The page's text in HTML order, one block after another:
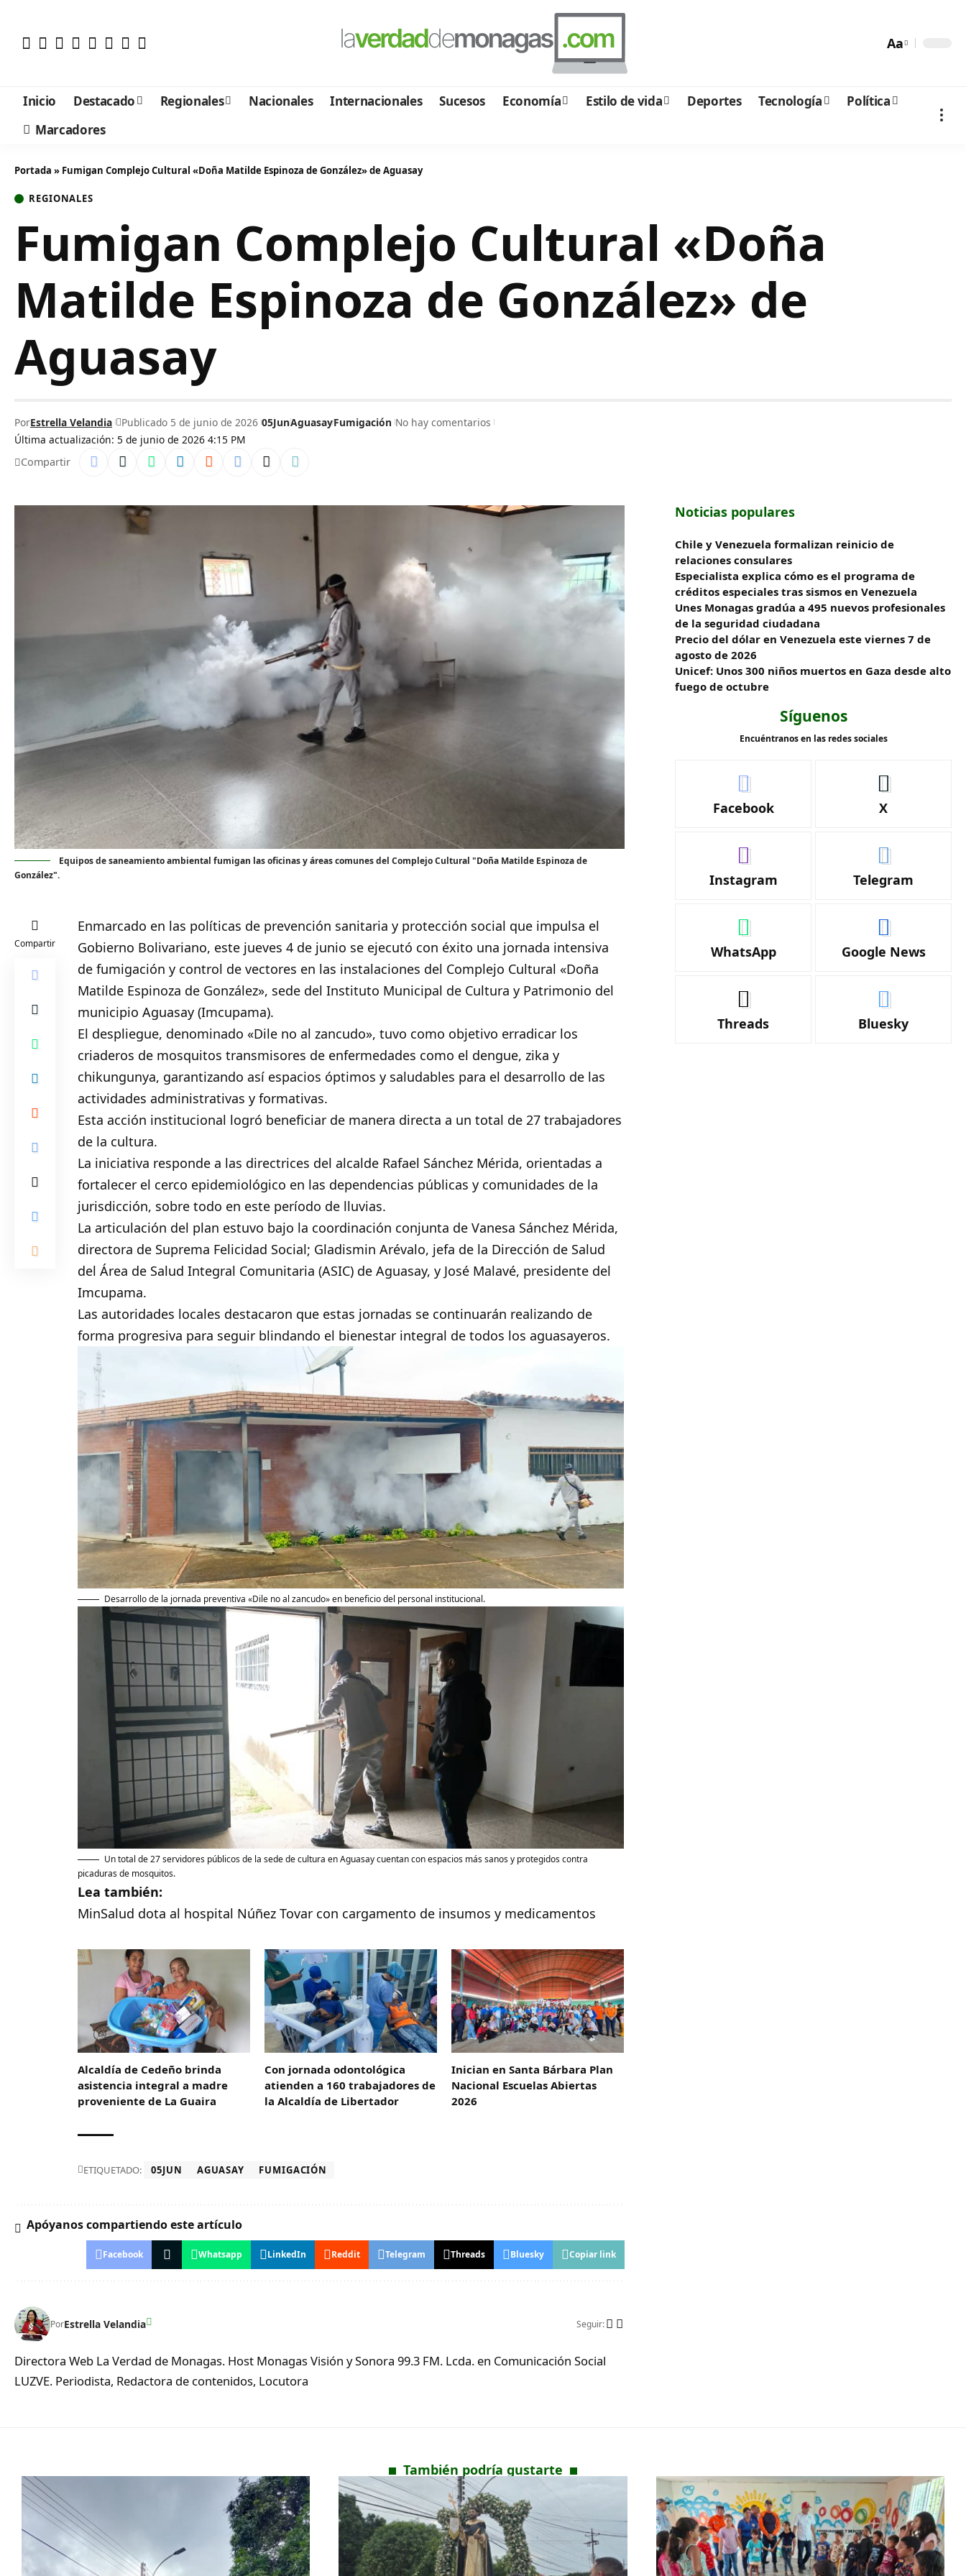
Aa
Inicio Destacado Regionales Nacionales Internacionales Sucesos Economía Estilo de vida Deportes Tecnología
Política
Marcadores
Portada » Fumigan Complejo Cultural «Doña Matilde Espinoza de González» de Aguasay
REGIONALES
Fumigan Complejo Cultural «Doña
Matilde Espinoza de González» de
Aguasay
Última actualización: 5 de junio de 2026 4:15 PM
PorEstrella Velandia Publicado 5 de junio de 2026 05JunAguasayFumigación No hay comentarios
Compartir
Equipos de saneamiento ambiental fumigan las oficinas y áreas comunes del Complejo Cultural "Doña Matilde Espinoza de
González".
Compartir
Enmarcado en las políticas de prevención sanitaria y protección social que impulsa el
Gobierno Bolivariano, este jueves 4 de junio se ejecutó con éxito una jornada intensiva
de fumigación y control de vectores en las instalaciones del Complejo Cultural «Doña
Matilde Espinoza de González», sede del Instituto Municipal de Cultura y Patrimonio del
municipioAguasay (Imcupama).
El despliegue, denominado «Dile no al zancudo», tuvo como objetivo erradicar los
criaderos de mosquitos transmisores de enfermedades como el dengue, zika y
chikungunya, garantizando así espacios óptimos y saludables para el desarrollo de las
actividades administrativas y formativas.
Esta acción institucional logró beneficiar de manera directa a un total de 27 trabajadores
de la cultura.
La iniciativa responde a las directrices del alcalde Rafael Sánchez Mérida, orientadas a
fortalecer el cerco epidemiológico en las dependencias públicas y comunidades de la
jurisdicción, sobre todo en este período de lluvias.
La articulación del plan estuvo bajo la coordinación conjunta de Vanesa Sánchez Mérida,
directora de Suprema Felicidad Social; Gladismin Arévalo, jefa de la Dirección de Salud
del Área de Salud Integral Comunitaria (ASIC) de Aguasay, y José Malavé, presidente del
Imcupama.
Las autoridades locales destacaron que estas jornadas se continuarán realizando de
forma progresiva para seguir blindando el bienestar integral de todos los aguasayeros.
Desarrollo de la jornada preventiva «Dile no al zancudo» en beneficio del personal institucional.
Un total de 27 servidores públicos de la sede de cultura en Aguasay cuentan con espacios más sanos y protegidos contra
picaduras de mosquitos.
Lea también:
MinSalud dota al hospital Núñez Tovar con cargamento de insumos y medicamentos
Alcaldía de Cedeño brinda
asistencia integral a madre
proveniente de La Guaira
Con jornada odontológica
atienden a 160 trabajadores de
la Alcaldía de Libertador
Inician en Santa Bárbara Plan
Nacional Escuelas Abiertas
2026
ETIQUETADO: 05JUN AGUASAY FUMIGACIÓN
Apóyanos compartiendo este artículo
Facebook Whatsapp LinkedIn Reddit Telegram Threads Bluesky Copiar link
PorEstrella Velandia Seguir:
Directora Web La Verdad de Monagas. Host Monagas Visión y Sonora 99.3 FM. Lcda. en Comunicación Social
LUZVE. Periodista, Redactora de contenidos, Locutora
Noticias populares
Chile y Venezuela formalizan reinicio de
relaciones consulares
Especialista explica cómo es el programa de
créditos especiales tras sismos en Venezuela
Unes Monagas gradúa a 495 nuevos profesionales
de la seguridad ciudadana
Precio del dólar en Venezuela este viernes 7 de
agosto de 2026
Unicef: Unos 300 niños muertos en Gaza desde alto
fuego de octubre
Síguenos
Encuéntranos en las redes sociales
Facebook X
Instagram Telegram
WhatsApp Google News
Threads Bluesky
También podría gustarte